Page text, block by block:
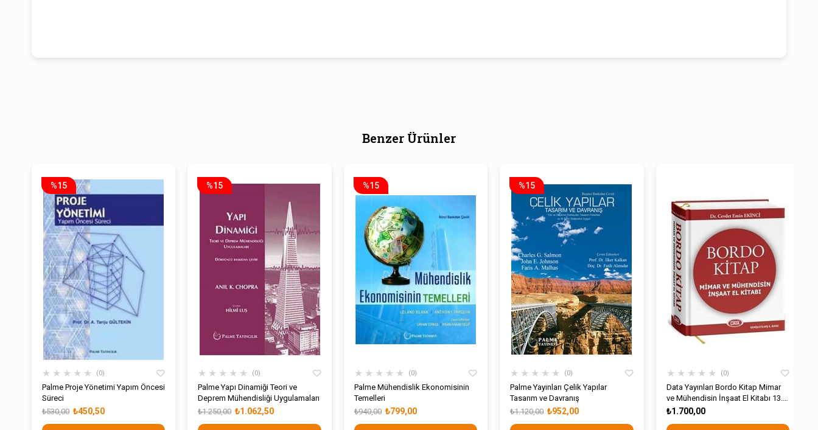
Benzer Ürünler
★ ★ ★ ★ ★ 0
Palme Proje Yönetimi Yapım Öncesi
Süreci
₺450,50
₺530,00
%15
★ ★ ★ ★ ★ 0
Palme Yapı Dinamiği Teori ve
Deprem Mühendisliği Uygulamaları
₺1.062,50
₺1.250,00
%15
★ ★ ★ ★ ★ 0
Palme Mühendislik Ekonomisinin
Temelleri
₺799,00
₺940,00
%15
★ ★ ★ ★ ★ 0
Palme Yayınları Çelik Yapılar
Tasarım ve Davranış
₺952,00
₺1.120,00
%15
★ ★ ★ ★ ★ 0
Data Yayınları Bordo Kitap Mimar
ve Mühendisin İnşaat El Kitabı 13.
Baskı
₺1.700,00